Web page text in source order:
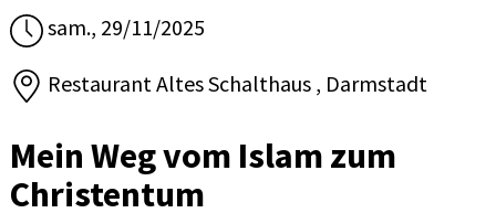
sam., 29/11/2025
Restaurant Altes Schalthaus , Darmstadt
Mein Weg vom Islam zum
Christentum